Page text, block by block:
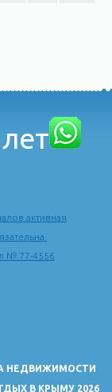
активная
№ 77-4556
НЕДВИЖИМОСТИ
В КРЫМУ 2026